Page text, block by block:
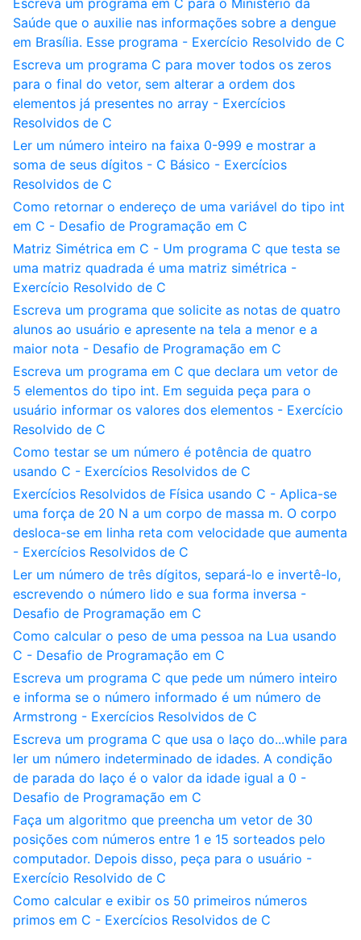
Escreva um programa em C para o Ministério da
Saúde que o auxilie nas informações sobre a dengue
em Brasília. Esse programa - Exercício Resolvido de C
Escreva um programa C para mover todos os zeros
para o final do vetor, sem alterar a ordem dos
elementos já presentes no array - Exercícios
Resolvidos de C
Ler um número inteiro na faixa 0-999 e mostrar a
soma de seus dígitos - C Básico - Exercícios
Resolvidos de C
Como retornar o endereço de uma variável do tipo int
em C - Desafio de Programação em C
Matriz Simétrica em C - Um programa C que testa se
uma matriz quadrada é uma matriz simétrica -
Exercício Resolvido de C
Escreva um programa que solicite as notas de quatro
alunos ao usuário e apresente na tela a menor e a
maior nota - Desafio de Programação em C
Escreva um programa em C que declara um vetor de
5 elementos do tipo int. Em seguida peça para o
usuário informar os valores dos elementos - Exercício
Resolvido de C
Como testar se um número é potência de quatro
usando C - Exercícios Resolvidos de C
Exercícios Resolvidos de Física usando C - Aplica-se
uma força de 20 N a um corpo de massa m. O corpo
desloca-se em linha reta com velocidade que aumenta
- Exercícios Resolvidos de C
Ler um número de três dígitos, separá-lo e invertê-lo,
escrevendo o número lido e sua forma inversa -
Desafio de Programação em C
Como calcular o peso de uma pessoa na Lua usando
C - Desafio de Programação em C
Escreva um programa C que pede um número inteiro
e informa se o número informado é um número de
Armstrong - Exercícios Resolvidos de C
Escreva um programa C que usa o laço do...while para
ler um número indeterminado de idades. A condição
de parada do laço é o valor da idade igual a 0 -
Desafio de Programação em C
Faça um algoritmo que preencha um vetor de 30
posições com números entre 1 e 15 sorteados pelo
computador. Depois disso, peça para o usuário -
Exercício Resolvido de C
Como calcular e exibir os 50 primeiros números
primos em C - Exercícios Resolvidos de C